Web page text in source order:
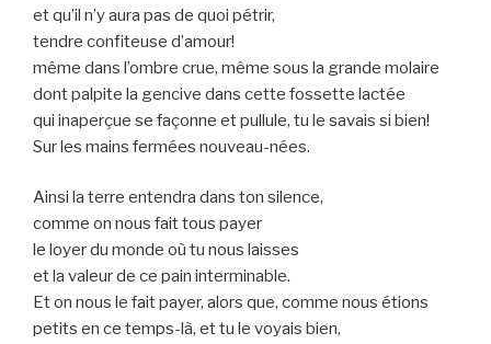
et qu’il n’y aura pas de quoi pétrir,
tendre confiteuse d’amour!
même dans l’ombre crue, même sous la grande molaire
dont palpite la gencive dans cette fossette lactée
qui inaperçue se façonne et pullule, tu le savais si bien!
Sur les mains fermées nouveau-nées.
Ainsi la terre entendra dans ton silence,
comme on nous fait tous payer
le loyer du monde où tu nous laisses
et la valeur de ce pain interminable.
Et on nous le fait payer, alors que, comme nous étions
petits en ce temps-là, et tu le voyais bien,